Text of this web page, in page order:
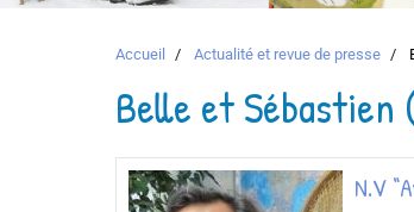
Accueil Actualité et revue de presse
Belle et Sébastien
N.V